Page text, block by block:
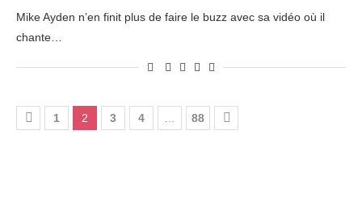
Mike Ayden n’en finit plus de faire le buzz avec sa vidéo où il
chante…
1 2 3 4 88